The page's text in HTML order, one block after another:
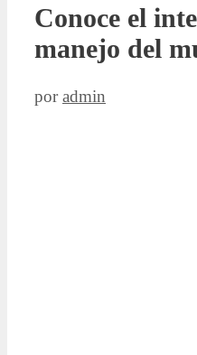
Conoce el
manejo del
poradmin